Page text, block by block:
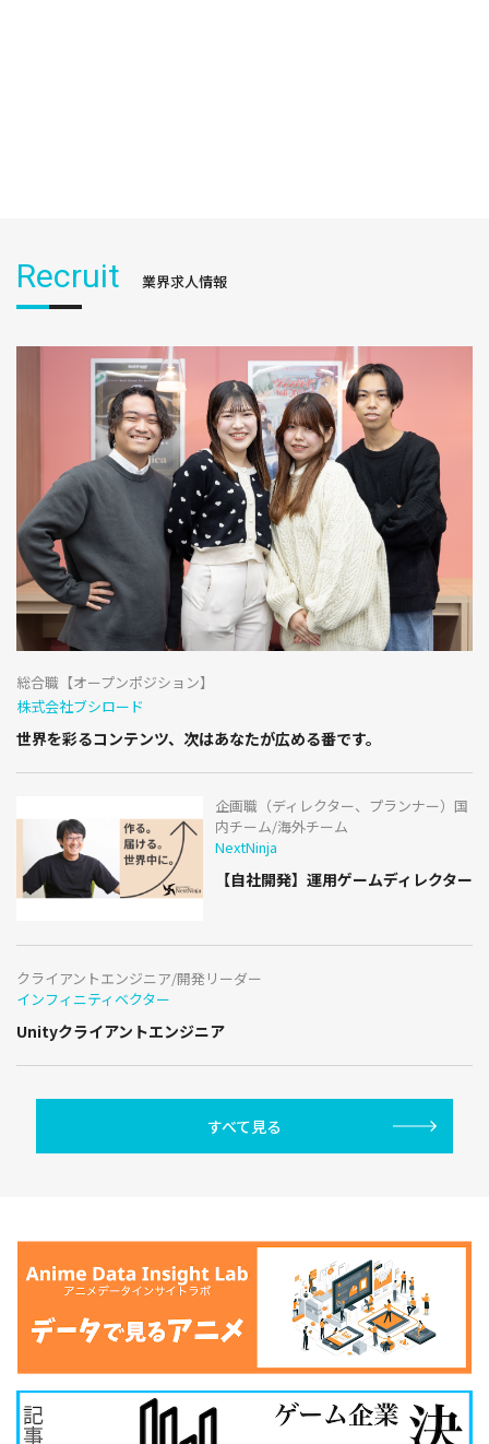
Recruit 業界求人情報
総合職【オープンポジション】
株式会社ブシロード
世界を彩るコンテンツ、次はあなたが広める番です。
企画職（ディレクター、プランナー）国
内チーム/海外チーム
NextNinja
【自社開発】運用ゲームディレクター
クライアントエンジニア/開発リーダー
インフィニティベクター
Unityクライアントエンジニア
すべて見る